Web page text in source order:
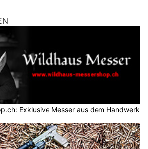
Exklusive Messer aus dem Handwerk